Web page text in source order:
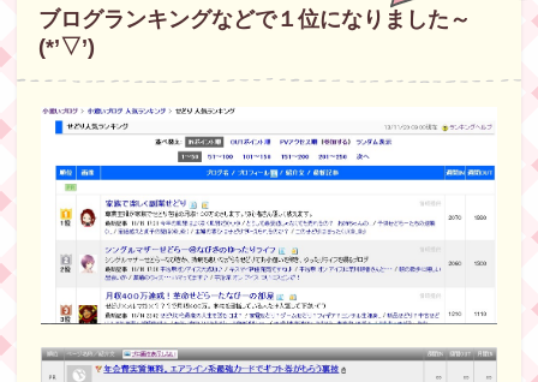
ブログランキングなどで１位になりました～
(*’▽’)